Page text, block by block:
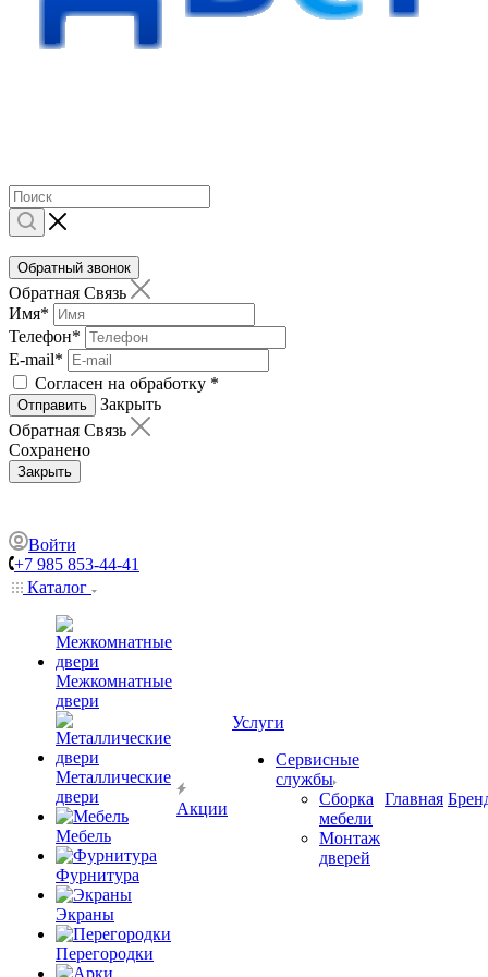
Обратный звонок
Обратная Связь
Имя*
Телефон*
E-mail*
Согласен на обработку *
Отправить
Закрыть
Обратная Связь
Сохранено
Закрыть
Войти
+7 985 853-44-41
Каталог
Межкомнатные
двери
Металлические
двери
Мебель
Фурнитура
Экраны
Перегородки
Акции
Услуги
Сервисные
службы
Сборка
мебели
Монтаж
дверей
Главная